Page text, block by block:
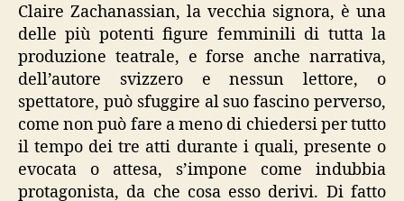
Claire Zachanassian, la vecchia signora, è una
delle più potenti figure femminili di tutta la
produzione teatrale, e forse anche narrativa,
dell’autore svizzero e nessun lettore, o
spettatore, può sfuggire al suo fascino perverso,
come non può fare a meno di chiedersi per tutto
il tempo dei tre atti durante i quali, presente o
evocata o attesa, s’impone come indubbia
protagonista, da che cosa esso derivi. Di fatto